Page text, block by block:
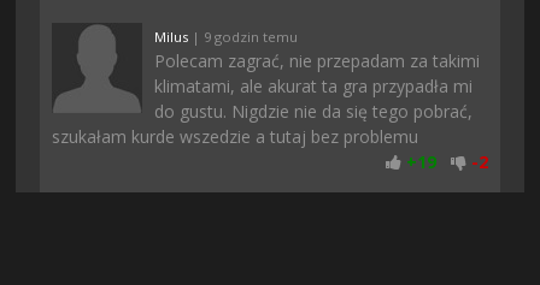
Milus | 9 godzin temu
Polecam zagrać, nie przepadam za takimi
klimatami, ale akurat ta gra przypadła mi
do gustu. Nigdzie nie da się tego pobrać,
szukałam kurde wszedzie a tutaj bez problemu
+19 -2